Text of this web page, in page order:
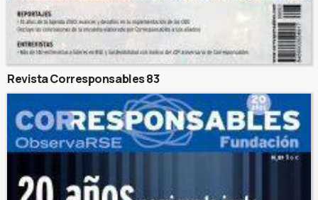
Revista Corresponsables 83